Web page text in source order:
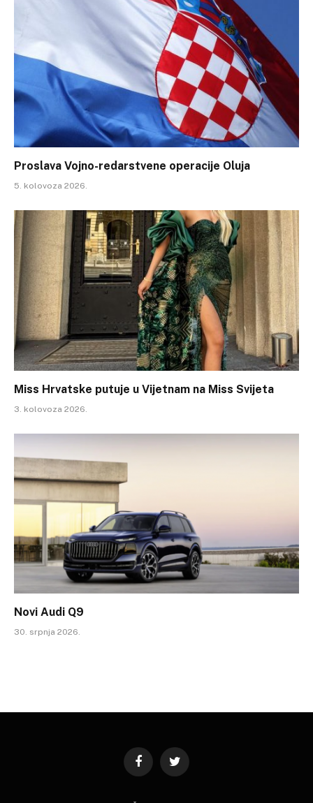
Proslava Vojno-redarstvene operacije Oluja
5. kolovoza 2026.
Miss Hrvatske putuje u Vijetnam na Miss Svijeta
3. kolovoza 2026.
Novi Audi Q9
30. srpnja 2026.
FacebookTwitter